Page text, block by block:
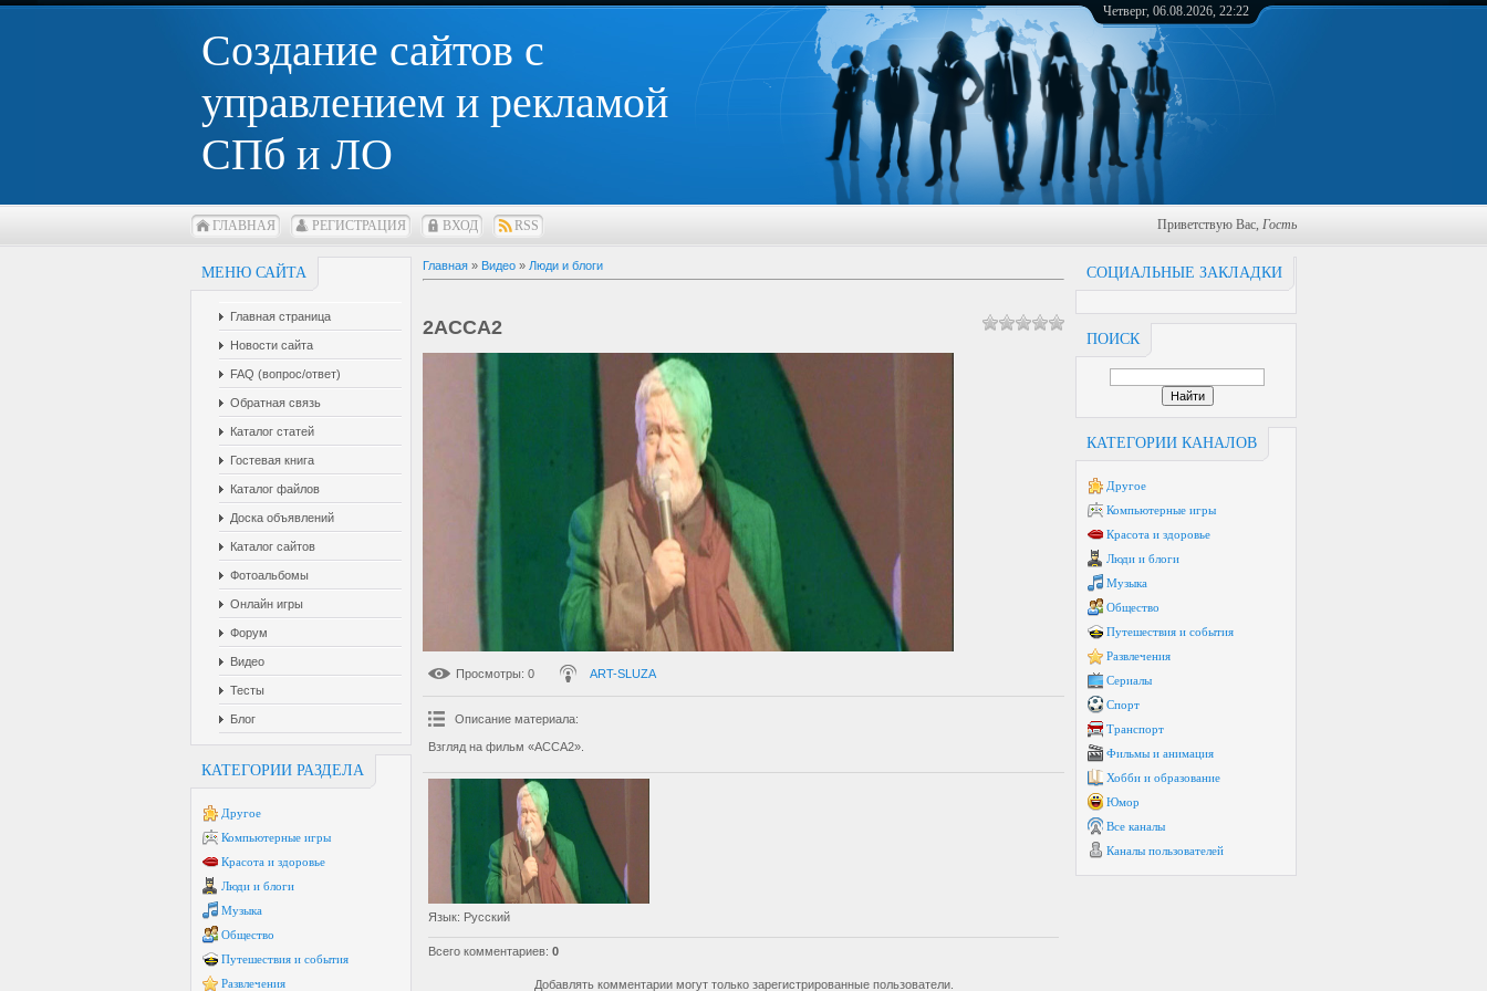
Создание сайтов с
управлением и рекламой
СПб и ЛО
Четверг, 06.08.2026, 22:22
ГЛАВНАЯ РЕГИСТРАЦИЯ ВХОД RSS Приветствую Вас, Гость
МЕНЮ САЙТА
Главная страница
Новости сайта
FAQ (вопрос/ответ)
Обратная связь
Каталог статей
Гостевая книга
Каталог файлов
Доска объявлений
Каталог сайтов
Фотоальбомы
Онлайн игры
Форум
Видео
Тесты
Блог
КАТЕГОРИИ РАЗДЕЛА
Другое
Компьютерные игры
Красота и здоровье
Люди и блоги
Музыка
Общество
Путешествия и события
Развлечения
СОЦИАЛЬНЫЕ ЗАКЛАДКИ
ПОИСК
КАТЕГОРИИ КАНАЛОВ
Другое
Компьютерные игры
Красота и здоровье
Люди и блоги
Музыка
Общество
Путешествия и события
Развлечения
Сериалы
Спорт
Транспорт
Фильмы и анимация
Хобби и образование
Юмор
Все каналы
Каналы пользователей
Главная » Видео » Люди и блоги
2АССА2
Просмотры: 0 ART-SLUZA
Описание материала:
Взгляд на фильм «АССА2».
Язык: Русский
Всего комментариев: 0
Добавлять комментарии могут только зарегистрированные пользователи.